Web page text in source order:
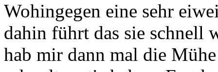
Wohingegen eine sehr
dahin führt das sie schnell
hab mir dann mal die